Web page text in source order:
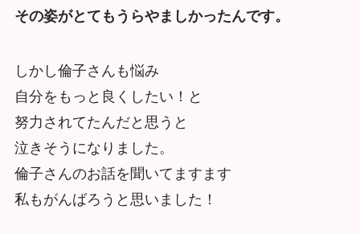
その姿がとてもうらやましかったんです。
しかし倫子さんも悩み
自分をもっと良くしたい！と
努力されてたんだと思うと
泣きそうになりました。
倫子さんのお話を聞いてますます
私もがんばろうと思いました！